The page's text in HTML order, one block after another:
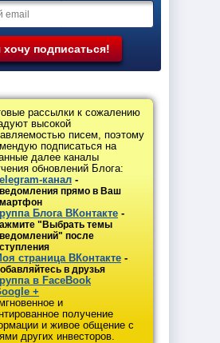
рассылки к сожалению
высокой
писем, поэтому
подписаться на
далее каналы
обновлений Блога:
канал -
прямо в Ваш
Блога ВКонтакте -
"Выбрать темы
после
страница ВКонтакте -
в друзья
в FaceBook
+
и
получение
и живое общение с
других инвесторов.